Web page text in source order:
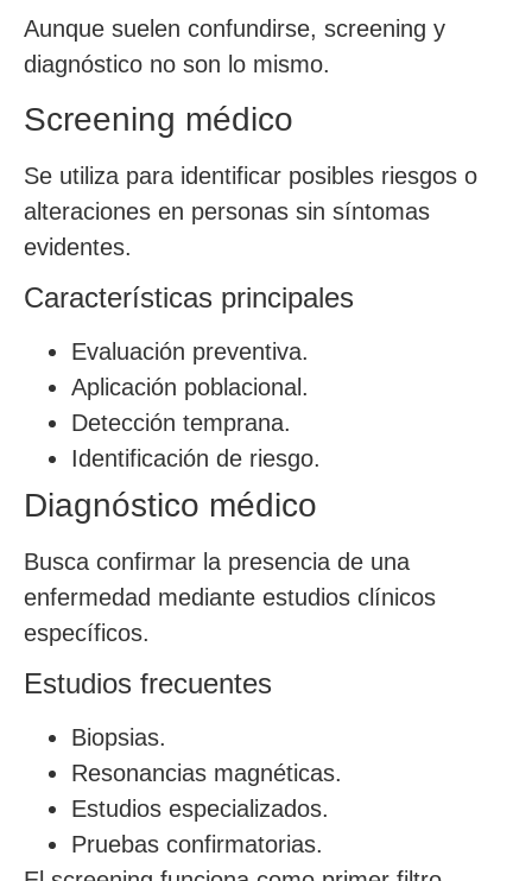
Aunque suelen confundirse, screening y
diagnóstico no son lo mismo.
Screening médico
Se utiliza para identificar posibles riesgos o
alteraciones en personas sin síntomas
evidentes.
Características principales
Evaluación preventiva.
Aplicación poblacional.
Detección temprana.
Identificación de riesgo.
Diagnóstico médico
Busca confirmar la presencia de una
enfermedad mediante estudios clínicos
específicos.
Estudios frecuentes
Biopsias.
Resonancias magnéticas.
Estudios especializados.
Pruebas confirmatorias.